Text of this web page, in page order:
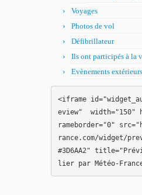
Voyages
Photos de vol
Défibrillateur
Ils ont participés à la
Evènements extérieurs
<iframe
eview"  width="150"
rameborder="0"
rance.com/widget/
#3D6AA2"
lier par Météo-